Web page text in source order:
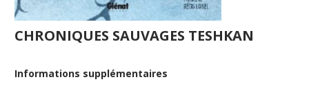
CHRONIQUES SAUVAGES TESHKAN
Informations supplémentaires